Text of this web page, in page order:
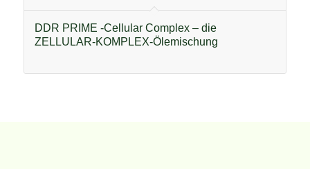
DDR PRIME -Cellular Complex – die
ZELLULAR-KOMPLEX-Ölemischung